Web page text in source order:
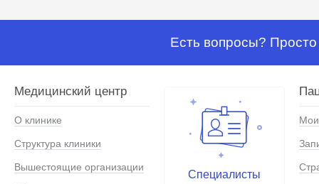
Есть вопросы?
Медицинский центр
О клинике
Структура клиники
Вышестоящие организации
Специалисты